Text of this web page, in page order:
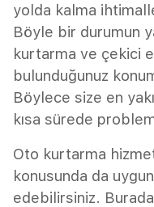
yolda kalma
Böyle bir durumun
kurtarma ve çekici
bulunduğunuz
Böylece size en
kısa sürede
Oto kurtarma
konusunda da
edebilirsiniz.